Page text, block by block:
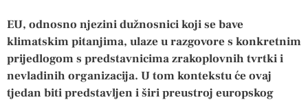
EU, odnosno njezini dužnosnici koji se bave
klimatskim pitanjima, ulaze u razgovore s konkretnim
prijedlogom s predstavnicima zrakoplovnih tvrtki i
nevladinih organizacija. U tom kontekstu će ovaj
tjedan biti predstavljen i širi preustroj europskog